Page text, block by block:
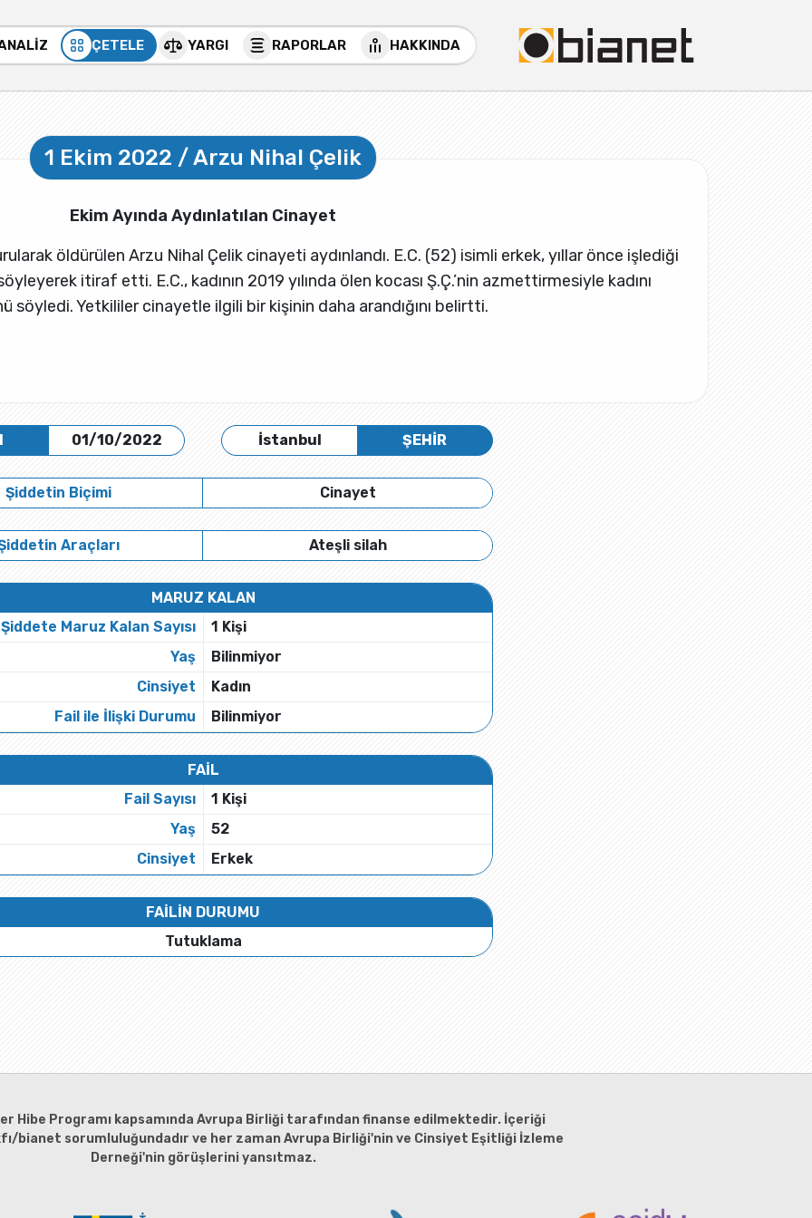
ÇETELE YARGI RAPORLAR HAKKINDA
1 Ekim 2022 / Arzu Nihal Çelik
Ekim Ayında Aydınlatılan Cinayet
öldürülen Arzu Nihal Çelik cinayeti aydınlandı. E.C. (52) isimli erkek, yıllar önce işlediği
itiraf etti. E.C., kadının 2019 yılında ölen kocası Ş.Ç.’nin azmettirmesiyle kadını
söyledi. Yetkililer cinayetle ilgili bir kişinin daha arandığını belirtti.
01/10/2022 İstanbul ŞEHİR
Şiddetin Biçimi Cinayet
Araçları Ateşli silah
MARUZ KALAN
Şiddete Maruz Kalan Sayısı
1 Kişi
Yaş
Bilinmiyor
Cinsiyet
Kadın
Fail ile İlişki Durumu
Bilinmiyor
FAİL
Fail Sayısı
1 Kişi
Yaş
52
Cinsiyet
Erkek
FAİLİN DURUMU
Tutuklama
Hibe Programı kapsamında Avrupa Birliği tarafından finanse edilmektedir. İçeriği
bianet sorumluluğundadır ve her zaman Avrupa Birliği'nin ve Cinsiyet Eşitliği İzleme
Derneği'nin görüşlerini yansıtmaz.